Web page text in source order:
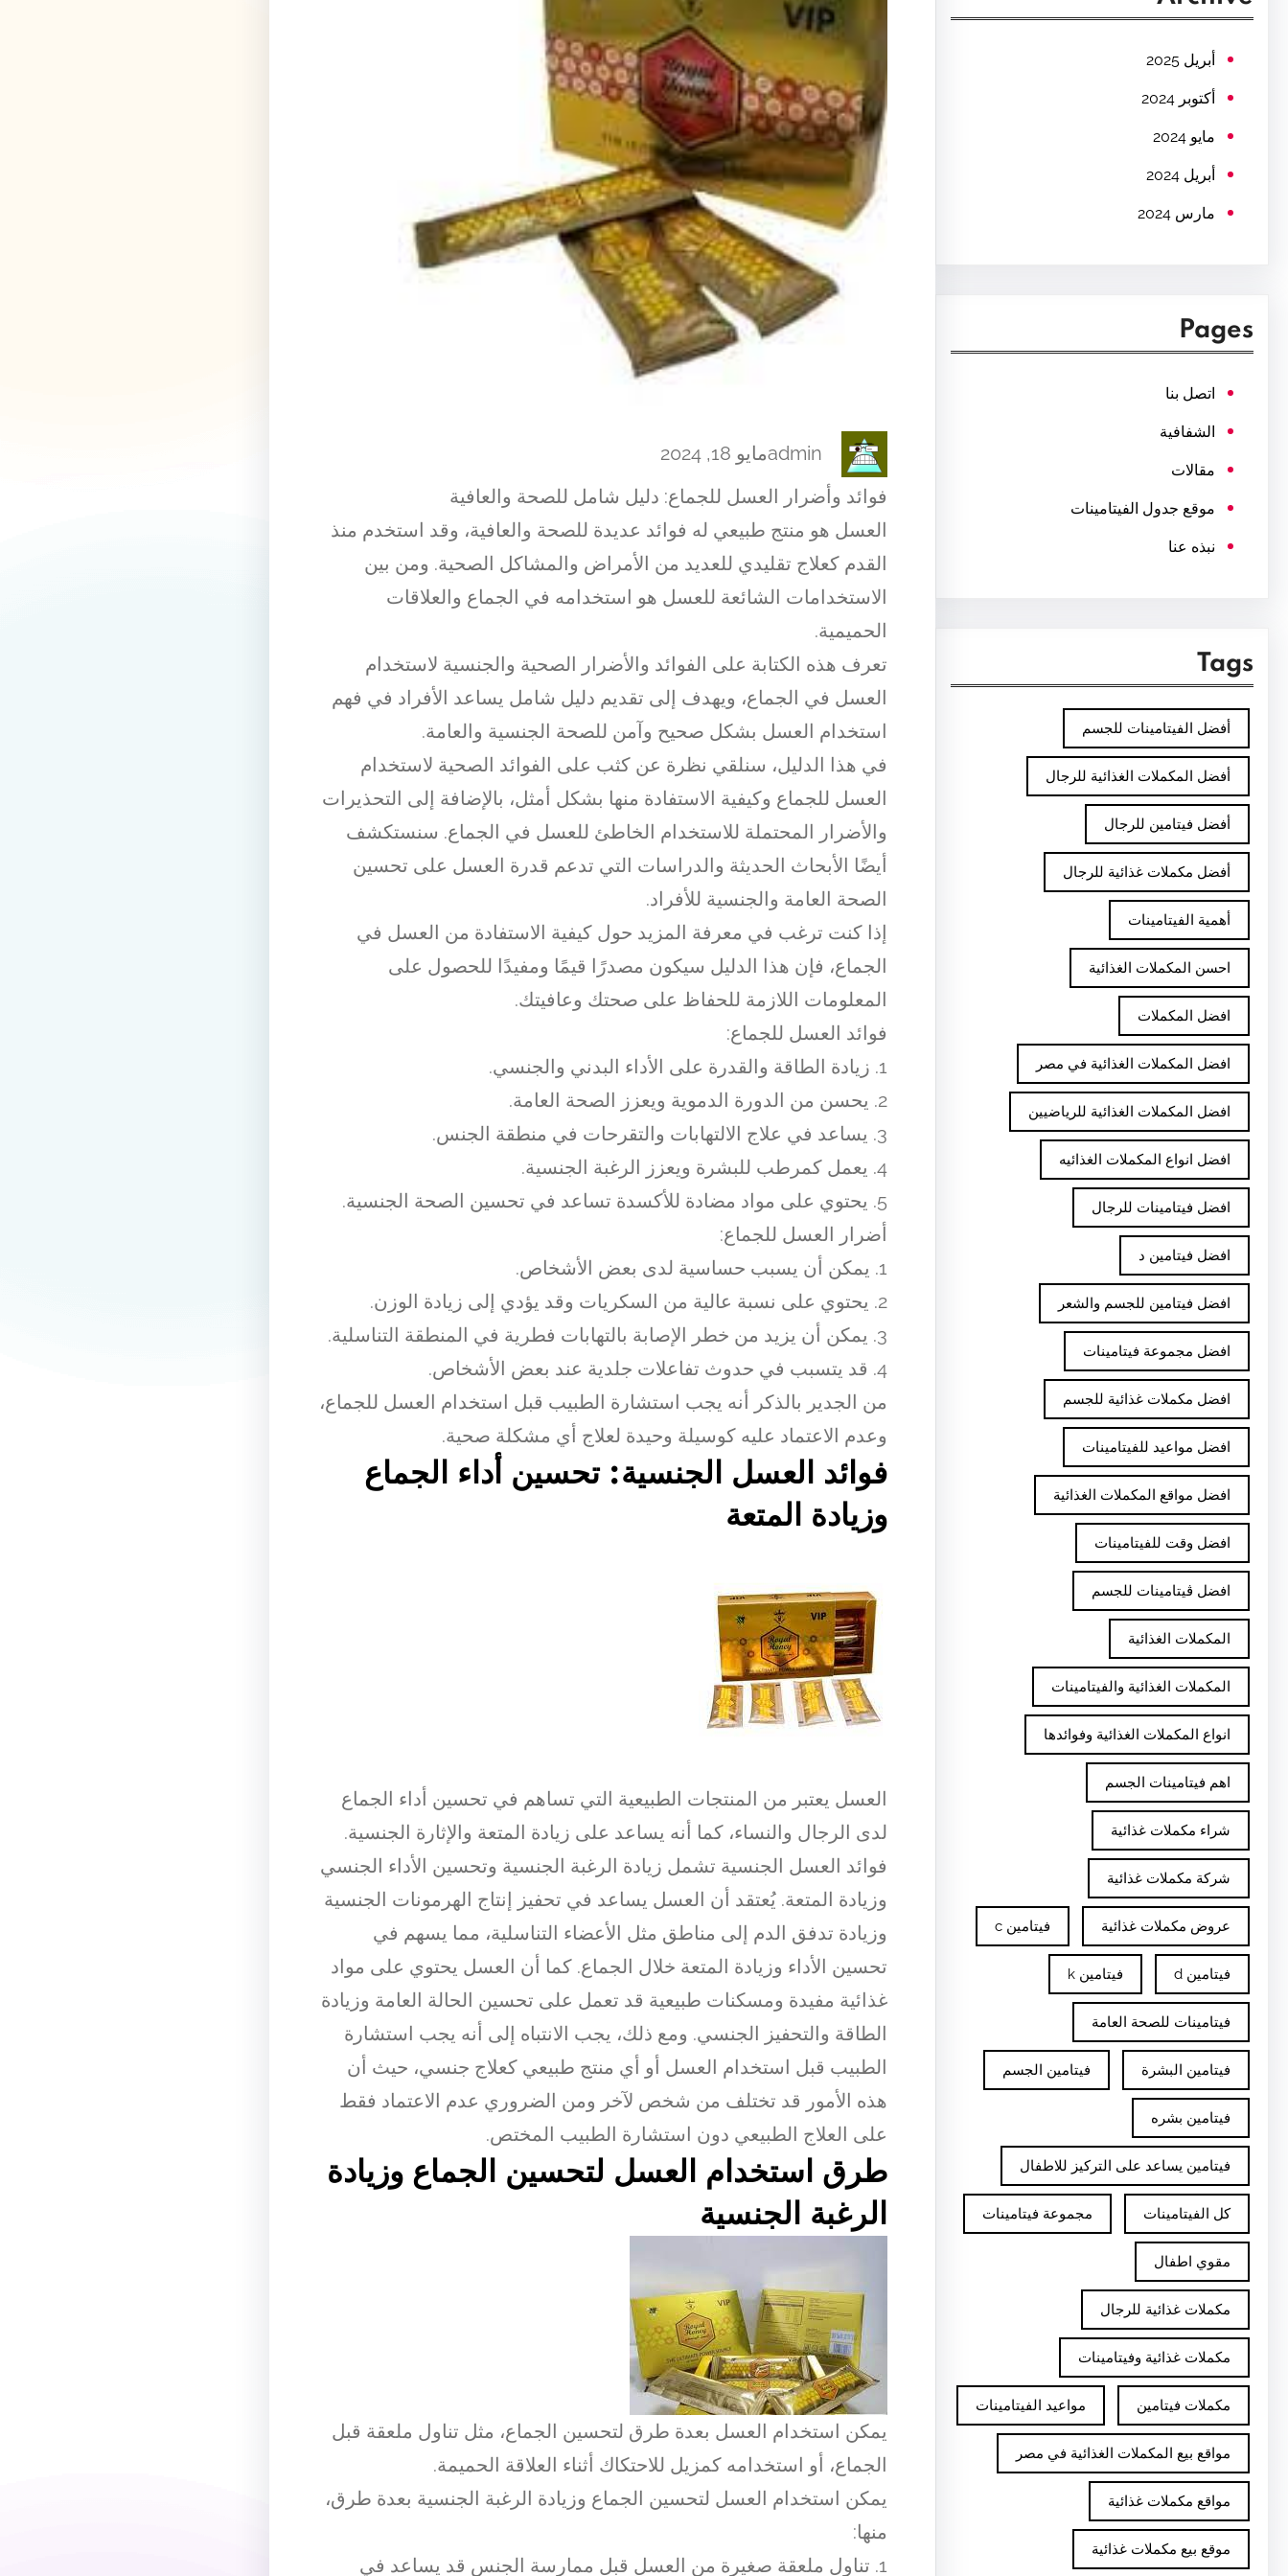
c
أبريل 2025
أكتوبر 2024
مايو 2024
أبريل 2024
مارس 2024
Pages
اتصل بنا
الشفافية
مقالات
موقع جدول الفيتامينات
نبذه عنا
Tags
أفضل الفيتامينات للجسم
أفضل المكملات الغذائية للرجال
أفضل فيتامين للرجال
أفضل مكملات غذائية للرجال
أهمية الفيتامينات
احسن المكملات الغذائية
افضل المكملات
افضل المكملات الغذائية في مصر
افضل المكملات الغذائية للرياضيين
افضل انواع المكملات الغذائيه
افضل فيتامينات للرجال
افضل فيتامين د
افضل فيتامين للجسم والشعر
افضل مجموعة فيتامينات
افضل مكملات غذائية للجسم
افضل مواعيد للفيتامينات
افضل مواقع المكملات الغذائية
افضل وقت للفيتامينات
افضل ڤيتامينات للجسم
المكملات الغذائية
المكملات الغذائية والفيتامينات
انواع المكملات الغذائية وفوائدها
اهم فيتامينات الجسم
شراء مكملات غذائية
شركة مكملات غذائية
عروض مكملات غذائية فيتامين c
فيتامين d فيتامين k
فيتامينات للصحة العامة
فيتامين البشرة فيتامين الجسم
فيتامين بشره
فيتامين يساعد على التركيز للاطفال
كل الفيتامينات مجموعة فيتامينات
مقوي اطفال
مكملات غذائية للرجال
مكملات غذائية وفيتامينات
مكملات فيتامين مواعيد الفيتامينات
مواقع بيع المكملات الغذائية في مصر
مواقع مكملات غذائية
موقع بيع مكملات غذائية
adminمايو 18, 2024
فوائد وأضرار العسل للجماع: دليل شامل للصحة والعافية
العسل هو منتج طبيعي له فوائد عديدة للصحة والعافية، وقد استخدم منذ
القدم كعلاج تقليدي للعديد من الأمراض والمشاكل الصحية. ومن بين
الاستخدامات الشائعة للعسل هو استخدامه في الجماع والعلاقات
الحميمية.
تعرف هذه الكتابة على الفوائد والأضرار الصحية والجنسية لاستخدام
العسل في الجماع، ويهدف إلى تقديم دليل شامل يساعد الأفراد في فهم
استخدام العسل بشكل صحيح وآمن للصحة الجنسية والعامة.
في هذا الدليل، سنلقي نظرة عن كثب على الفوائد الصحية لاستخدام
العسل للجماع وكيفية الاستفادة منها بشكل أمثل، بالإضافة إلى التحذيرات
والأضرار المحتملة للاستخدام الخاطئ للعسل في الجماع. سنستكشف
أيضًا الأبحاث الحديثة والدراسات التي تدعم قدرة العسل على تحسين
الصحة العامة والجنسية للأفراد.
إذا كنت ترغب في معرفة المزيد حول كيفية الاستفادة من العسل في
الجماع، فإن هذا الدليل سيكون مصدرًا قيمًا ومفيدًا للحصول على
المعلومات اللازمة للحفاظ على صحتك وعافيتك.
فوائد العسل للجماع:
1. زيادة الطاقة والقدرة على الأداء البدني والجنسي.
2. يحسن من الدورة الدموية ويعزز الصحة العامة.
3. يساعد في علاج الالتهابات والتقرحات في منطقة الجنس.
4. يعمل كمرطب للبشرة ويعزز الرغبة الجنسية.
5. يحتوي على مواد مضادة للأكسدة تساعد في تحسين الصحة الجنسية.
أضرار العسل للجماع:
1. يمكن أن يسبب حساسية لدى بعض الأشخاص.
2. يحتوي على نسبة عالية من السكريات وقد يؤدي إلى زيادة الوزن.
3. يمكن أن يزيد من خطر الإصابة بالتهابات فطرية في المنطقة التناسلية.
4. قد يتسبب في حدوث تفاعلات جلدية عند بعض الأشخاص.
من الجدير بالذكر أنه يجب استشارة الطبيب قبل استخدام العسل للجماع،
وعدم الاعتماد عليه كوسيلة وحيدة لعلاج أي مشكلة صحية.
فوائد العسل الجنسية: تحسين أداء الجماع
وزيادة المتعة
العسل يعتبر من المنتجات الطبيعية التي تساهم في تحسين أداء الجماع
لدى الرجال والنساء، كما أنه يساعد على زيادة المتعة والإثارة الجنسية.
فوائد العسل الجنسية تشمل زيادة الرغبة الجنسية وتحسين الأداء الجنسي
وزيادة المتعة. يُعتقد أن العسل يساعد في تحفيز إنتاج الهرمونات الجنسية
وزيادة تدفق الدم إلى مناطق مثل الأعضاء التناسلية، مما يسهم في
تحسين الأداء وزيادة المتعة خلال الجماع. كما أن العسل يحتوي على مواد
غذائية مفيدة ومسكنات طبيعية قد تعمل على تحسين الحالة العامة وزيادة
الطاقة والتحفيز الجنسي. ومع ذلك، يجب الانتباه إلى أنه يجب استشارة
الطبيب قبل استخدام العسل أو أي منتج طبيعي كعلاج جنسي، حيث أن
هذه الأمور قد تختلف من شخص لآخر ومن الضروري عدم الاعتماد فقط
على العلاج الطبيعي دون استشارة الطبيب المختص.
طرق استخدام العسل لتحسين الجماع وزيادة
الرغبة الجنسية
يمكن استخدام العسل بعدة طرق لتحسين الجماع، مثل تناول ملعقة قبل
الجماع، أو استخدامه كمزيل للاحتكاك أثناء العلاقة الحميمة.
يمكن استخدام العسل لتحسين الجماع وزيادة الرغبة الجنسية بعدة طرق،
منها:
1. تناول ملعقة صغيرة من العسل قبل ممارسة الجنس قد يساعد في